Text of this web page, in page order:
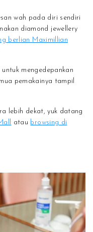
wah pada diri sendiri
diamond jewellery
berlian Maximillian
mengedepankan
pemakainya tampil
lebih dekat, yuk datang
atau browsing di